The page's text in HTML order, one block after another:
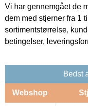
Vi har gennemgået de
dem med stjerner fra 1
sortimentstørrelse,
betingelser,
Bedst
Webshop